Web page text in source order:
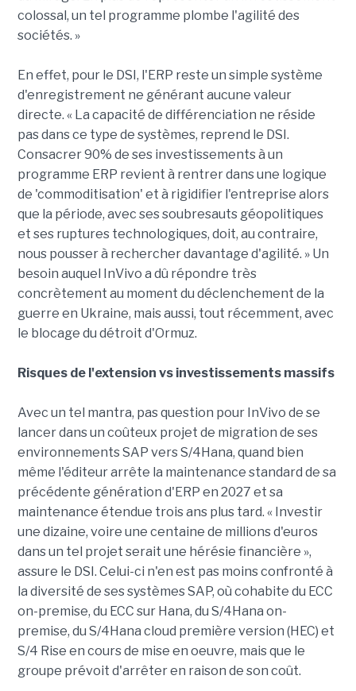
colossal, un tel programme plombe l'agilité des
sociétés. »
En effet, pour le DSI, l'ERP reste un simple système
d'enregistrement ne générant aucune valeur
directe. « La capacité de différenciation ne réside
pas dans ce type de systèmes, reprend le DSI.
Consacrer 90% de ses investissements à un
programme ERP revient à rentrer dans une logique
de 'commoditisation' et à rigidifier l'entreprise alors
que la période, avec ses soubresauts géopolitiques
et ses ruptures technologiques, doit, au contraire,
nous pousser à rechercher davantage d'agilité. » Un
besoin auquel InVivo a dû répondre très
concrètement au moment du déclenchement de la
guerre en Ukraine, mais aussi, tout récemment, avec
le blocage du détroit d'Ormuz.
Risques de l'extension vs investissements massifs
Avec un tel mantra, pas question pour InVivo de se
lancer dans un coûteux projet de migration de ses
environnements SAP vers S/4Hana, quand bien
même l'éditeur arrête la maintenance standard de sa
précédente génération d'ERP en 2027 et sa
maintenance étendue trois ans plus tard. « Investir
une dizaine, voire une centaine de millions d'euros
dans un tel projet serait une hérésie financière »,
assure le DSI. Celui-ci n'en est pas moins confronté à
la diversité de ses systèmes SAP, où cohabite du ECC
on-premise, du ECC sur Hana, du S/4Hana on-
premise, du S/4Hana cloud première version (HEC) et
S/4 Rise en cours de mise en oeuvre, mais que le
groupe prévoit d'arrêter en raison de son coût.